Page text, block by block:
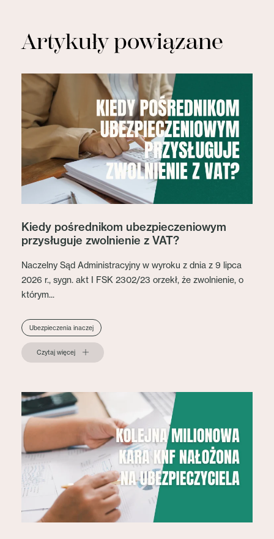
Artykuły powiązane
Kiedy pośrednikom ubezpieczeniowym
przysługuje zwolnienie z VAT?
Naczelny Sąd Administracyjny w wyroku z dnia z 9 lipca
2026 r., sygn. akt I FSK 2302/23 orzekł, że zwolnienie, o
którym...
Ubezpieczenia inaczej
Czytaj więcej